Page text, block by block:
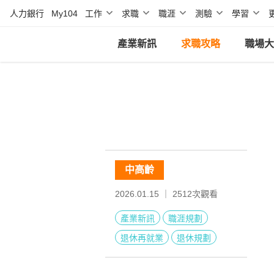
人力銀行 My104 工作 求職 職涯 測驗 學習
產業新訊 求職攻略 職場
中高齡
2026.01.15 ｜ 2512次觀看
產業新訊
職涯規劃
退休再就業
退休規劃